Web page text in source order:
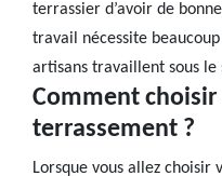
terrassier d’avoir de
travail nécessite
artisans travaillent sous le
Comment
terrassement ?
Lorsque vous allez choisir